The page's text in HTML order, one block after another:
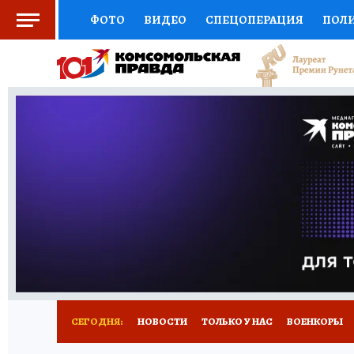
ФОТО ВИДЕО СПЕЦОПЕРАЦИЯ
СОЦПОДДЕРЖКА НАУКА СПОРТ
ВЫБОР ЭКСПЕРТОВ ДОКТОР
ПРОГНОЗЫ НА СПОРТ
НОВОЕ
СЕГОДНЯ: НОВОСТИ ТОЛЬКО У НАС ВОЕНКОРЫ